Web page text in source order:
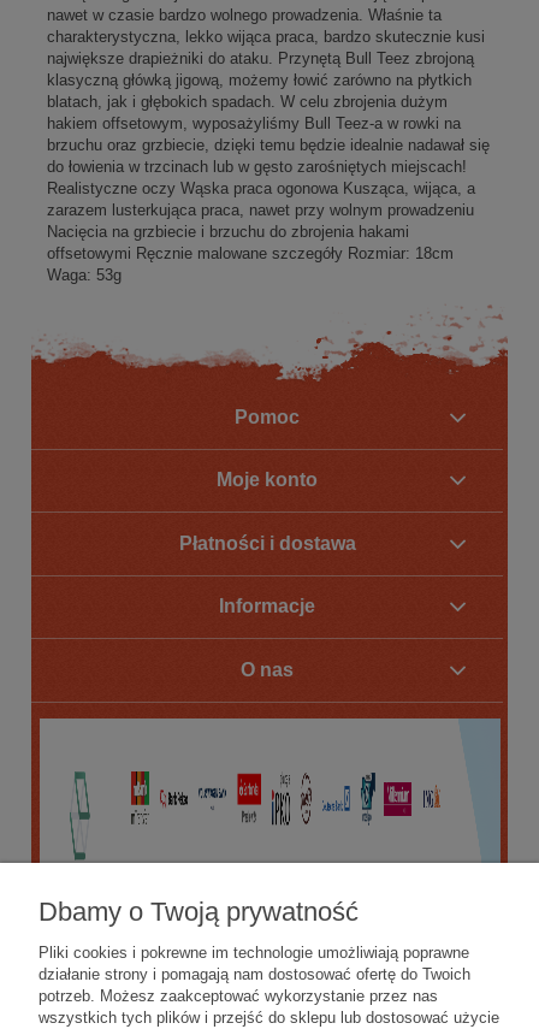
nawet w czasie bardzo wolnego prowadzenia. Właśnie ta
charakterystyczna, lekko wijąca praca, bardzo skutecznie kusi
największe drapieżniki do ataku. Przynętą Bull Teez zbrojoną
klasyczną główką jigową, możemy łowić zarówno na płytkich
blatach, jak i głębokich spadach. W celu zbrojenia dużym
hakiem offsetowym, wyposażyliśmy Bull Teez-a w rowki na
brzuchu oraz grzbiecie, dzięki temu będzie idealnie nadawał się
do łowienia w trzcinach lub w gęsto zarośniętych miejscach!
Realistyczne oczy Wąska praca ogonowa Kusząca, wijąca, a
zarazem lusterkująca praca, nawet przy wolnym prowadzeniu
Nacięcia na grzbiecie i brzuchu do zbrojenia hakami
offsetowymi Ręcznie malowane szczegóły Rozmiar: 18cm
Waga: 53g
Pomoc
Moje konto
Płatności i dostawa
Informacje
O nas
Dbamy o Twoją prywatność
Pliki cookies i pokrewne im technologie umożliwiają poprawne
działanie strony i pomagają nam dostosować ofertę do Twoich
potrzeb. Możesz zaakceptować wykorzystanie przez nas
wszystkich tych plików i przejść do sklepu lub dostosować użycie